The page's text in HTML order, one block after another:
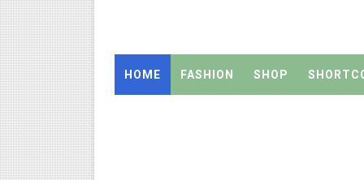
Census 2027: திருவள்ளூர்
Census 2027:
TET வழக்கு: மதுரை
அரசு ஊழியர்கள் கவனத்திற்கு:
HOME FASHION SHOP